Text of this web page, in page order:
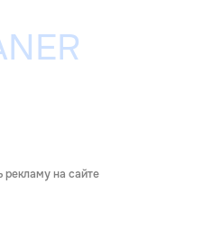
рекламу на сайте